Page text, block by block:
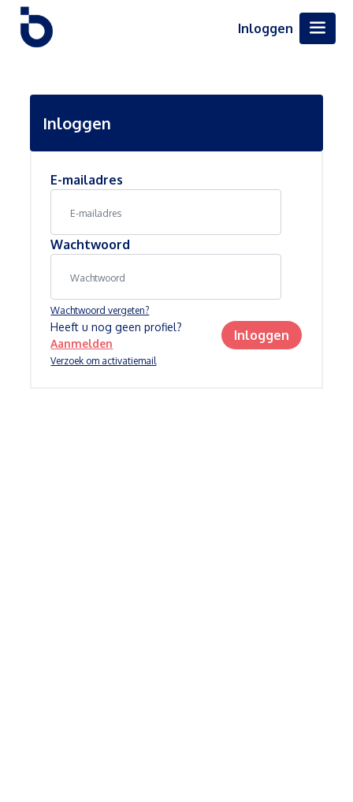
Inloggen
Inloggen
E-mailadres
Wachtwoord
Wachtwoord vergeten?
Verzoek om activatiemail
Heeft u nog geen profiel?
Aanmelden
Inloggen